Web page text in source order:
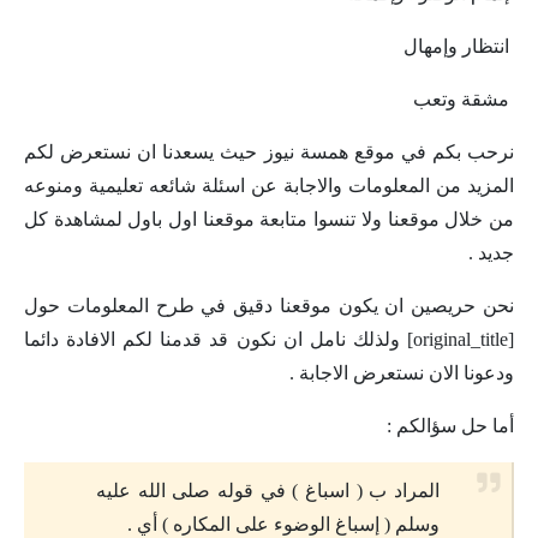
انتظار وإمهال
مشقة وتعب
نرحب بكم في موقع همسة نيوز حيث يسعدنا ان نستعرض لكم
المزيد من المعلومات والاجابة عن اسئلة شائعه تعليمية ومنوعه
من خلال موقعنا ولا تنسوا متابعة موقعنا اول باول لمشاهدة كل
جديد .
نحن حريصين ان يكون موقعنا دقيق في طرح المعلومات حول
[original_title] ولذلك نامل ان نكون قد قدمنا لكم الافادة دائما
ودعونا الان نستعرض الاجابة .
أما حل سؤالكم :
المراد ب ( اسباغ ) في قوله صلى الله عليه
وسلم ( إسباغ الوضوء على المكاره ) أي .